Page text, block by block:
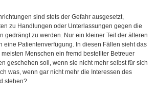
sind stets der Gefahr ausgesetzt,
zu Handlungen oder Unterlassungen gegen die
gedrängt zu werden. Nur ein kleiner Teil der älteren
eine Patientenverfügung. In diesen Fällen sieht das
Menschen ein fremd bestellter Betreuer
geschehen soll, wenn sie nicht mehr selbst für sich
was, wenn gar nicht mehr die Interessen des
stehen?